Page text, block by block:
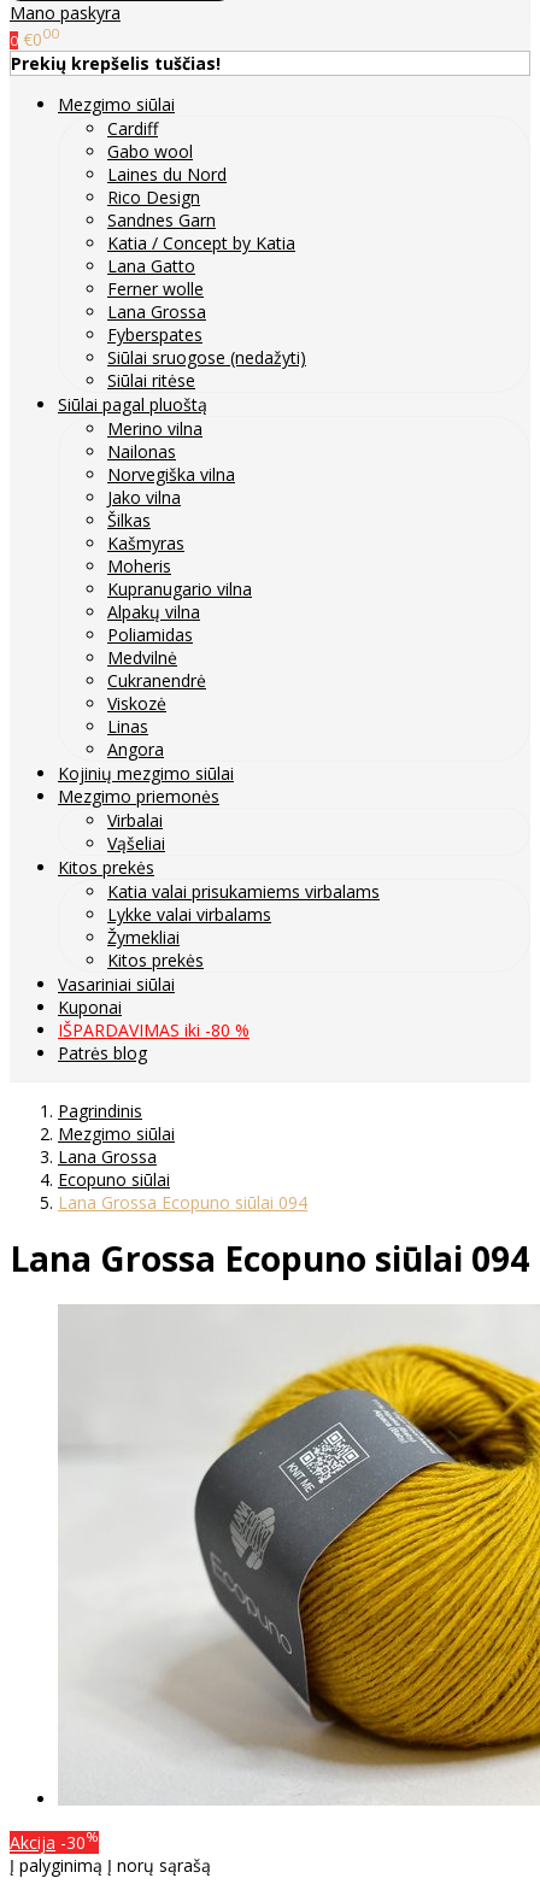
Mano paskyra
0 €000
Prekių krepšelis tuščias!
Mezgimo siūlai
Cardiff
Gabo wool
Laines du Nord
Rico Design
Sandnes Garn
Katia / Concept by Katia
Lana Gatto
Ferner wolle
Lana Grossa
Fyberspates
Siūlai sruogose (nedažyti)
Siūlai ritėse
Siūlai pagal pluoštą
Merino vilna
Nailonas
Norvegiška vilna
Jako vilna
Šilkas
Kašmyras
Moheris
Kupranugario vilna
Alpakų vilna
Poliamidas
Medvilnė
Cukranendrė
Viskozė
Linas
Angora
Kojinių mezgimo siūlai
Mezgimo priemonės
Virbalai
Vąšeliai
Kitos prekės
Katia valai prisukamiems virbalams
Lykke valai virbalams
Žymekliai
Kitos prekės
Vasariniai siūlai
Kuponai
IŠPARDAVIMAS iki -80 %
Patrės blog
Pagrindinis
Mezgimo siūlai
Lana Grossa
Ecopuno siūlai
Lana Grossa Ecopuno siūlai 094
Lana Grossa Ecopuno siūlai 094
Akcija -30%
Į palyginimą Į norų sąrašą